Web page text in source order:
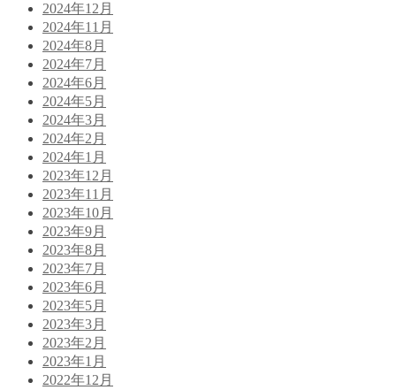
2024年12月
2024年11月
2024年8月
2024年7月
2024年6月
2024年5月
2024年3月
2024年2月
2024年1月
2023年12月
2023年11月
2023年10月
2023年9月
2023年8月
2023年7月
2023年6月
2023年5月
2023年3月
2023年2月
2023年1月
2022年12月